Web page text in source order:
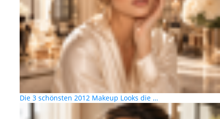
Die 3 schönsten 2012 Makeup Looks die …